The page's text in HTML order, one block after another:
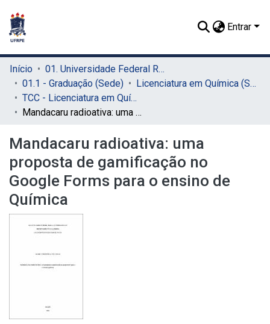
Entrar
Início
01. Universidade Federal Rural de Pernambuco - UFRPE (Sede)
01.1 - Graduação (Sede)
Licenciatura em Química (Sede)
TCC - Licenciatura em Química (Sede)
Mandacaru radioativa: uma proposta de gamificação no Google Forms para o ensino de Química
Mandacaru radioativa: uma
proposta de gamificação no
Google Forms para o ensino de
Química